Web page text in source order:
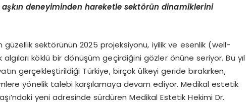
aşkın deneyiminden hareketle sektörün dinamiklerini
güzellik sektörünün 2025 projeksiyonu, iyilik ve esenlik (well-
köklü bir dönüşüm geçirdiğini gözler önüne seriyor. Bu yıl
gerçekleştirildiği Türkiye, birçok ülkeyi geride bırakırken,
yönelik talebi karşılamaya devam ediyor. Medikal estetik
yeni adresinde sürdüren Medikal Estetik Hekimi Dr.